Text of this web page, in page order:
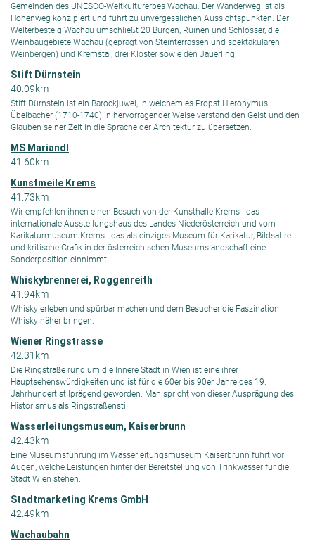
Gemeinden des UNESCO-Weltkulturerbes Wachau. Der Wanderweg ist als
Höhenweg konzipiert und führt zu unvergesslichen Aussichtspunkten. Der
Welterbesteig Wachau umschließt 20 Burgen, Ruinen und Schlösser, die
Weinbaugebiete Wachau (geprägt von Steinterrassen und spektakulären
Weinbergen) und Kremstal, drei Klöster sowie den Jauerling.
Stift Dürnstein
40.09km
Stift Dürnstein ist ein Barockjuwel, in welchem es Propst Hieronymus
Übelbacher (1710-1740) in hervorragender Weise verstand den Geist und den
Glauben seiner Zeit in die Sprache der Architektur zu übersetzen.
MS Mariandl
41.60km
Kunstmeile Krems
41.73km
Wir empfehlen ihnen einen Besuch von der Kunsthalle Krems - das
internationale Ausstellungshaus des Landes Niederösterreich und vom
Karikaturmuseum Krems - das als einziges Museum für Karikatur, Bildsatire
und kritische Grafik in der österreichischen Museumslandschaft eine
Sonderposition einnimmt.
Whiskybrennerei, Roggenreith
41.94km
Whisky erleben und spürbar machen und dem Besucher die Faszination
Whisky näher bringen.
Wiener Ringstrasse
42.31km
Die Ringstraße rund um die Innere Stadt in Wien ist eine ihrer
Hauptsehenswürdigkeiten und ist für die 60er bis 90er Jahre des 19.
Jahrhundert stilprägend geworden. Man spricht von dieser Ausprägung des
Historismus als Ringstraßenstil
Wasserleitungsmuseum, Kaiserbrunn
42.43km
Eine Museumsführung im Wasserleitungsmuseum Kaiserbrunn führt vor
Augen, welche Leistungen hinter der Bereitstellung von Trinkwasser für die
Stadt Wien stehen.
Stadtmarketing Krems GmbH
42.49km
Wachaubahn